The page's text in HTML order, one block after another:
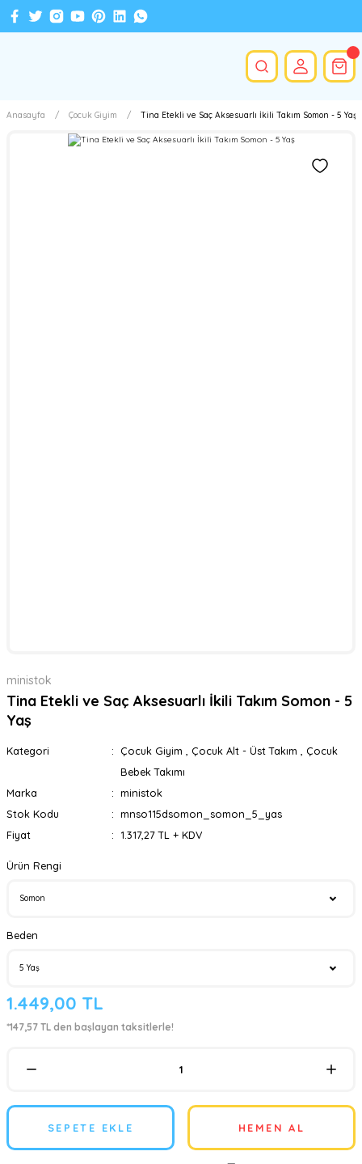
Anasayfa Çocuk Giyim Tina Etekli ve Saç Aksesuarlı İkili Takım Somon - 5 Yaş
ministok
Tina Etekli ve Saç Aksesuarlı İkili Takım Somon - 5
Yaş
Kategori Çocuk Giyim Çocuk Alt - Üst Takım
Çocuk
Bebek Takımı
Marka
ministok
Stok Kodu
mnso115dsomon_somon_5_yas
Fiyat
1.317,27 TL + KDV
Ürün Rengi
Beden
1.449,00 TL
*147,57 TL den başlayan taksitlerle!
SEPETE EKLE HEMEN AL